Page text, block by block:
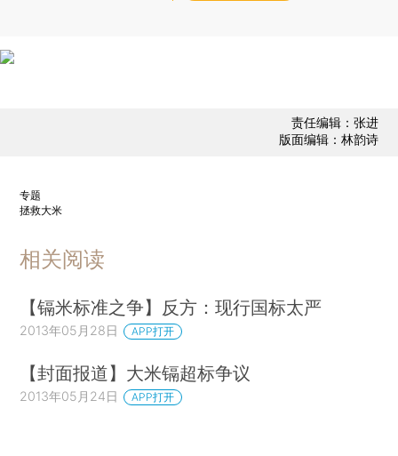
责任编辑：张进
版面编辑：林韵诗
专题
拯救大米
相关阅读
【镉米标准之争】反方：现行国标太严
2013年05月28日 APP打开
【封面报道】大米镉超标争议
2013年05月24日 APP打开